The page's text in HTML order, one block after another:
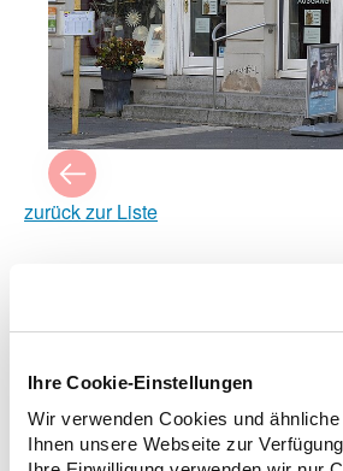
Ihre Cookie-Einstellungen
Wir verwenden Cookies und ähnliche
Ihnen unsere Webseite zur
zurück zur Liste
Verwandte Nachrichten